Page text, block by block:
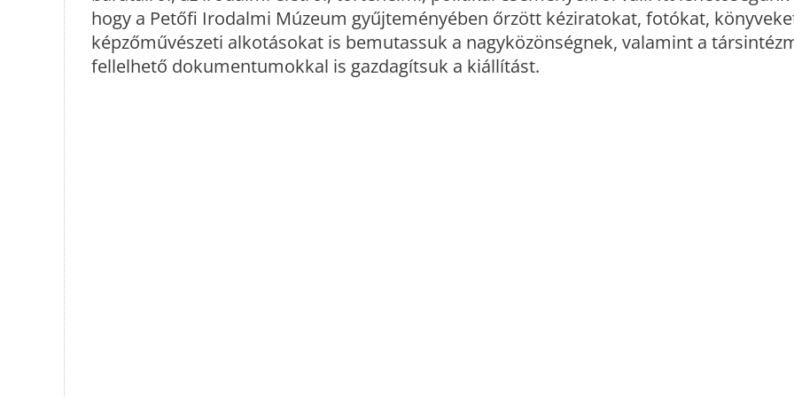
hogy a Petőfi Irodalmi Múzeum gyűjteményében őrzött kéziratokat, fotókat,
képzőművészeti alkotásokat is bemutassuk a nagyközönségnek, valamint a
fellelhető dokumentumokkal is gazdagítsuk a kiállítást.